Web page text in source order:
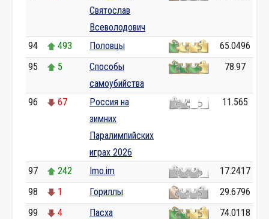
Святослав
Всеволодович
94 493 Половцы
65.0496
95
5
Способы
самоубийства
78.97
96 67
Россия на
зимних
Паралимпийских
играх 2026
11.565
97 242 Imo.im
17.2417
98
1 Гориллы
29.6796
99
4 Пасха
74.0118